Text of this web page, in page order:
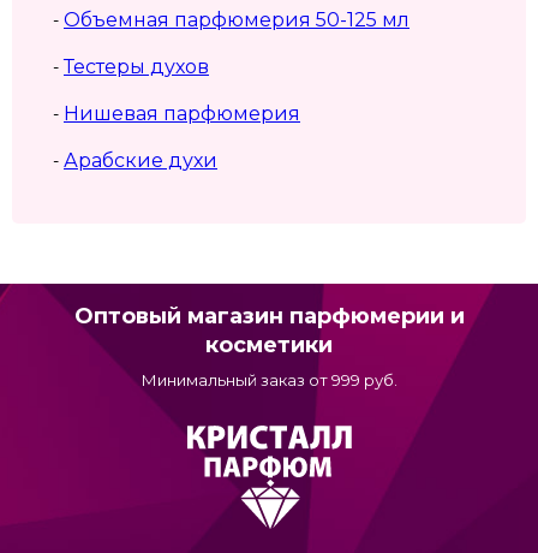
- Объемная парфюмерия 50-125 мл
-Тестеры духов
- Нишевая парфюмерия
- Арабские духи
Оптовый магазин парфюмерии и
косметики
Минимальный заказ от 999 руб.